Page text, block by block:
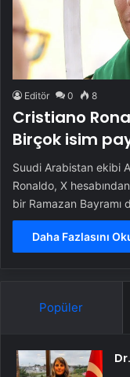
Editör 0 8
Cristiano
Birçok isim
Suudi Arabistan ekibi
Ronaldo, X
bir Ramazan Bayramı
Daha Fazlasını
Popüler